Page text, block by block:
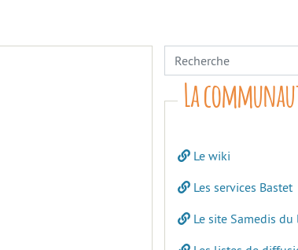
La
Le wiki
Les services Bastet
Le site Samedis du